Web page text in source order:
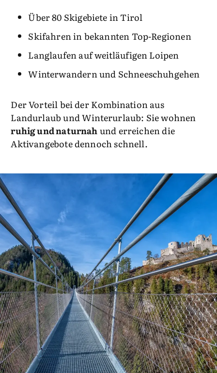
Über 80 Skigebiete in Tirol
Skifahren in bekannten Top-Regionen
Langlaufen auf weitläufigen Loipen
Winterwandern und Schneeschuhgehen
Der Vorteil bei der Kombination aus
Landurlaub und Winterurlaub: Sie wohnen
ruhig und naturnahund erreichen die
Aktivangebote dennoch schnell.
Regionen für Ihren Urlaub
in Tirol entdecken
Ein Urlaub in Tirol bietet je nach
Regionunterschiedliche
Landschaften, Aktivitäten und